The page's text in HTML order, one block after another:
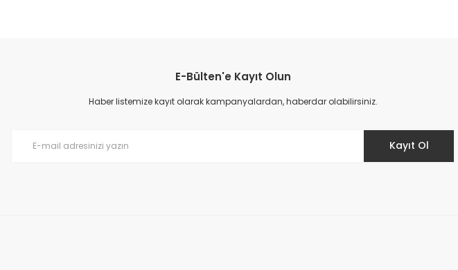
Ürün resmi kalitesiz, bozuk veya görüntülenemiyor.
Ürün açıklamasında eksik bilgiler bulunuyor.
E-Bülten'e Kayıt Olun
Haber listemize kayıt olarak kampanyalardan, haberdar olabilirsiniz.
Kayıt Ol